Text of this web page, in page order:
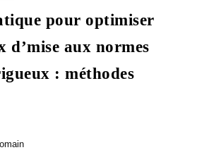
pour optimiser
d’mise aux normes
: méthodes